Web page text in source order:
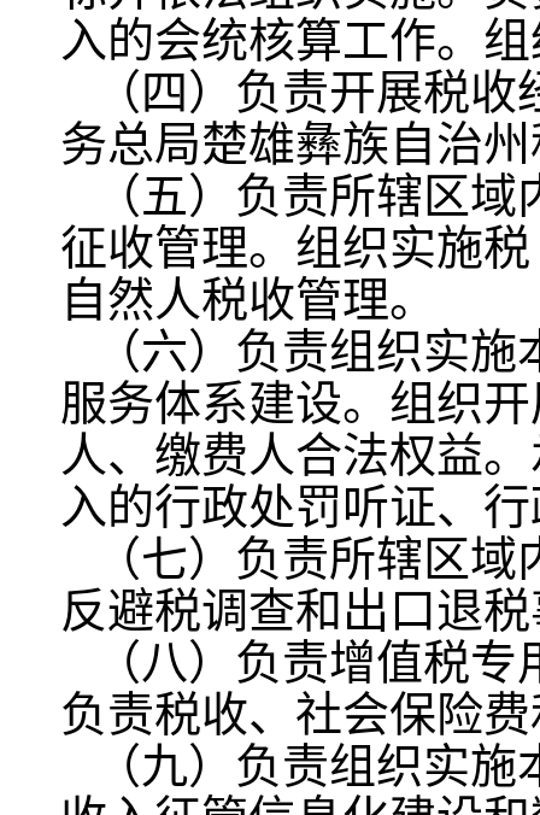
入的会统核算工作。
（四）负责开展税
务总局楚雄彝族自治
（五）负责所辖区
征收管理。组织实施
自然人税收管理。
（六）负责组织实
服务体系建设。组织
人、缴费人合法权益
入的行政处罚听证、
（七）负责所辖区
反避税调查和出口退
（八）负责增值税
负责税收、社会保险
（九）负责组织实